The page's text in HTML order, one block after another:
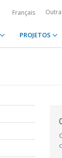
Français
PROJETOS